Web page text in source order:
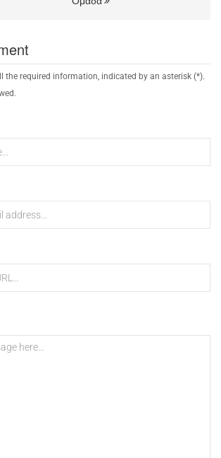
the required information, indicated by an asterisk (*).